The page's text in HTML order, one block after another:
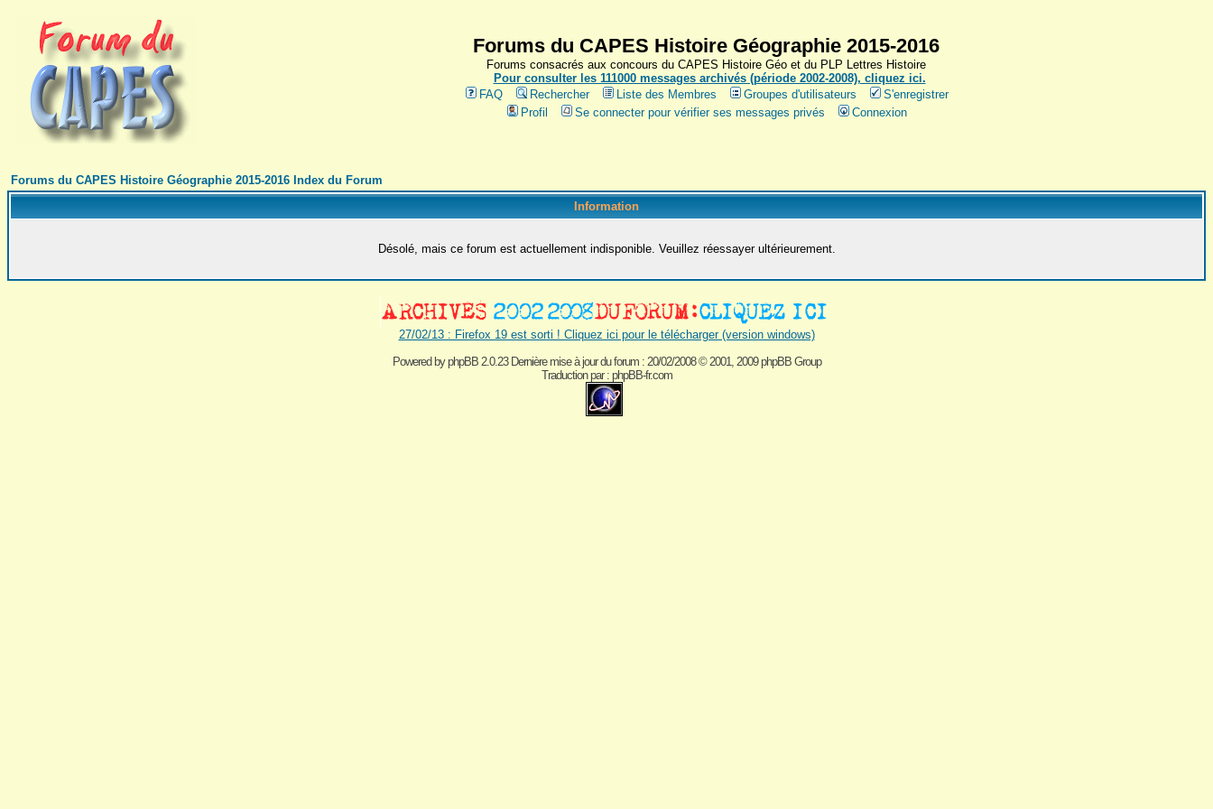
Forums du CAPES Histoire Géographie 2015-2016
Forums consacrés aux concours du CAPES Histoire Géo et du PLP Lettres Histoire
Pour consulter les 111000 messages archivés (période 2002-2008), cliquez ici.
FAQ
Rechercher Liste des Membres Groupes d'utilisateurs
S'enregistrer
Profil
Se connecter pour vérifier ses messages privés Connexion
Forums du CAPES Histoire Géographie 2015-2016 Index du Forum
Information
Désolé, mais ce forum est actuellement indisponible. Veuillez réessayer ultérieurement.
27/02/13 : Firefox 19 est sorti ! Cliquez ici pour le télécharger (version windows)
Powered byphpBB 2.0.23 Dernière mise à jour du forum : 20/02/2008© 2001, 2009 phpBB Group
Traduction par : phpBB-fr.com